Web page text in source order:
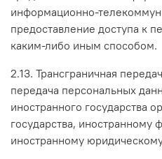
информационно-
предоставление доступа к
каким-либо иным способом.
2.13. Трансграничная
передача персональных
иностранного государства
государства, иностранному
иностранному